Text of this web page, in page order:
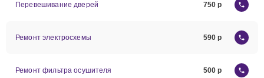
Перевешивание дверей 750
Ремонт электросхемы 590
Ремонт фильтра осушителя 500